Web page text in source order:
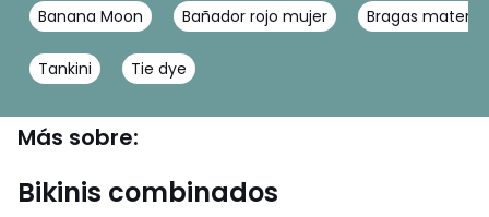
Banana Moon Bañador rojo mujer Bragas
Tankini Tie dye
Más sobre:
Bikinis combinados